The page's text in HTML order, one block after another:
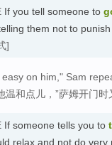
If you tell someone to
them not to
]
on him," Sam
温和点儿，”萨姆开门时
If someone tells you to
relax and not do very